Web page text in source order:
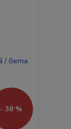
- 38 %